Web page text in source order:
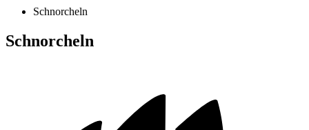
Schnorcheln
Schnorcheln